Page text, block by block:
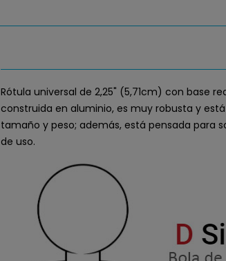
Rótula universal de 2,25" (5,71cm) con base
construida en aluminio, es muy robusta y
tamaño y peso; además, está pensada para
de uso.